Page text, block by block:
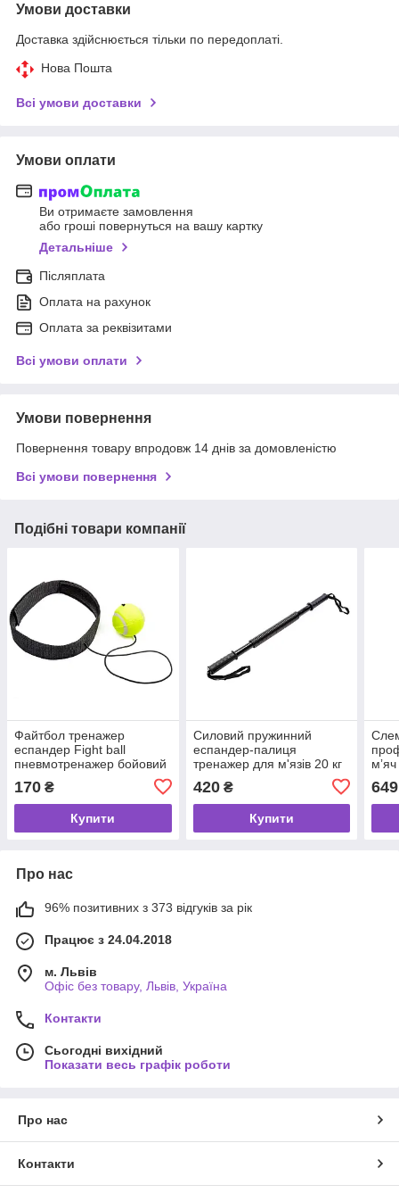
Умови доставки
Доставка здійснюється тільки по передоплаті.
Нова Пошта
Всі умови доставки
Умови оплати
Ви отримаєте замовлення
або гроші повернуться на вашу картку
Детальніше
Післяплата
Оплата на рахунок
Оплата за реквізитами
Всі умови оплати
Умови повернення
Повернення товару впродовж 14 днів за домовленістю
Всі умови повернення
Подібні товари компанії
Файтбол тренажер
еспандер Fight ball
пневмотренажер бойовий
170 ₴
Купити
Силовий пружинний
еспандер-палиця
тренажер для м'язів 20 кг
420₴
Купити
649
Про нас
96% позитивних з 373 відгуків за рік
Працює з 24.04.2018
м. Львів
Офіс без товару, Львів, Україна
Контакти
Сьогодні вихідний
Показати весь графік роботи
Про нас
Контакти